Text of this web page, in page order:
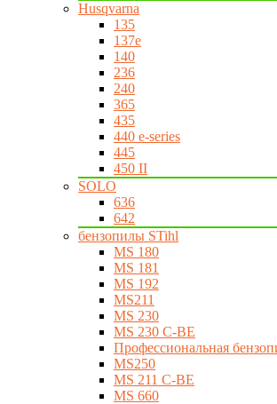
Husqvarna
135
137e
140
236
240
365
435
440 e-series
445
450 II
SOLO
636
642
бензопилы STihl
MS 180
MS 181
MS 192
MS211
MS 230
MS 230 C-BE
Профессиональная
MS250
MS 211 C-BE
MS 660